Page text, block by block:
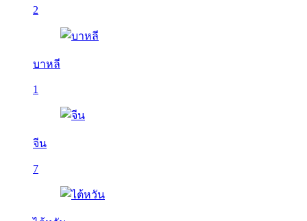
2
บาหลี
1
จีน
7